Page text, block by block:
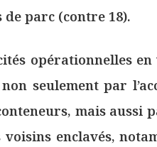
parc (contre 18).
opérationnelles
seulement par
mais aussi
voisins enclavés,